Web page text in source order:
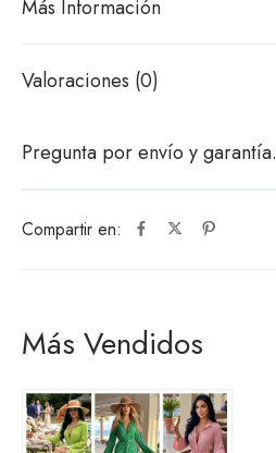
Compartir en:
Más Información
Valoraciones (0)
Pregunta por envío y garantía.
Más Vendidos